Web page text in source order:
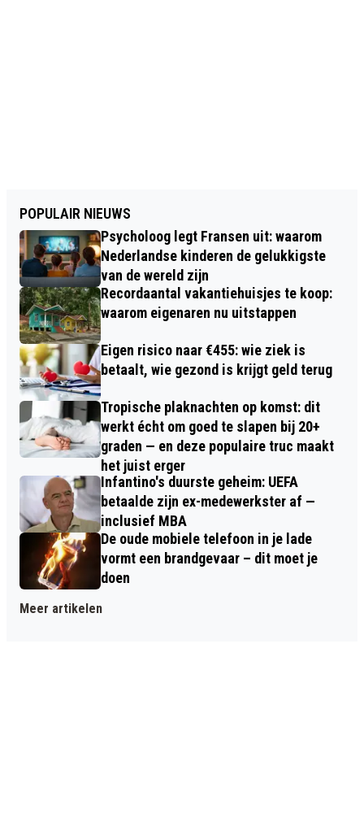
POPULAIR NIEUWS
Psycholoog legt Fransen uit: waarom
Nederlandse kinderen de gelukkigste
van de wereld zijn
Recordaantal vakantiehuisjes te koop:
waarom eigenaren nu uitstappen
Eigen risico naar €455: wie ziek is
betaalt, wie gezond is krijgt geld terug
Tropische plaknachten op komst: dit
werkt écht om goed te slapen bij 20+
graden — en deze populaire truc maakt
het juist erger
Infantino's duurste geheim: UEFA
betaalde zijn ex-medewerkster af —
inclusief MBA
De oude mobiele telefoon in je lade
vormt een brandgevaar – dit moet je
doen
Meer artikelen